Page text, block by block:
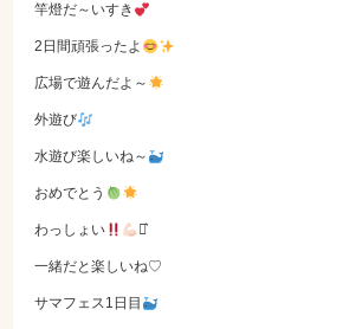
竿燈だ～いすき
2日間頑張ったよ
広場で遊んだよ～
外遊び
水遊び楽しいね～
おめでとう
わっしょい ⋆͛
一緒だと楽しいね♡
サマフェス1日目